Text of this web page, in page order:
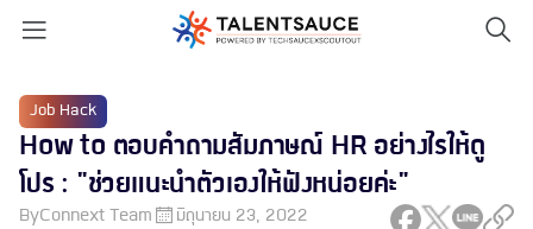
Job Hack
How to ตอบคำถามสัมภาษณ์ HR อย่างไรให้ดู
โปร : "ช่วยแนะนำตัวเองให้ฟังหน่อยค่ะ"
ByConnext Team มิถุนายน 23, 2022